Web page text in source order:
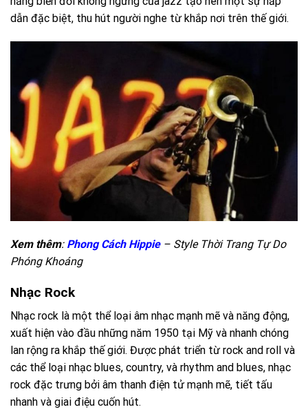
dẫn đặc biệt, thu hút người nghe từ khắp nơi trên thế giới.
Xem thêm: Phong Cách Hippie– Style Thời Trang Tự Do
Phóng Khoáng
Nhạc Rock
Nhạc rock là một thể loại âm nhạc mạnh mẽ và năng động,
xuất hiện vào đầu những năm 1950 tại Mỹ và nhanh chóng
lan rộng ra khắp thế giới. Được phát triển từ rock and roll và
các thể loại nhạc blues, country, và rhythm and blues, nhạc
rock đặc trưng bởi âm thanh điện tử mạnh mẽ, tiết tấu
nhanh và giai điệu cuốn hút.